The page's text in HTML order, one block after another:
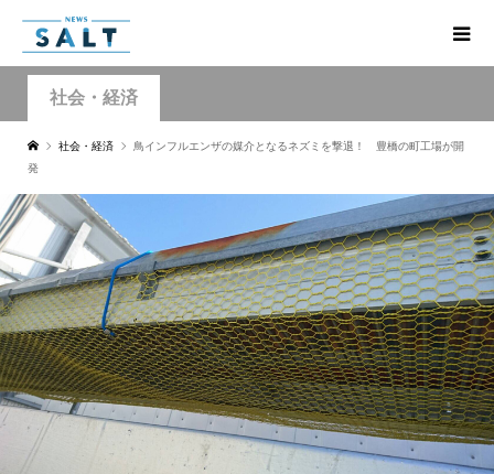
社会・経済
社会・経済
鳥インフルエンザの媒介となるネズミを撃退！ 豊橋の町工場が開
発